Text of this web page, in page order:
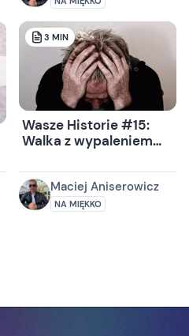
3 MIN
Wasze Historie #15:
Walka z wypaleniem
Maciej Aniserowicz
NA MIĘKKO